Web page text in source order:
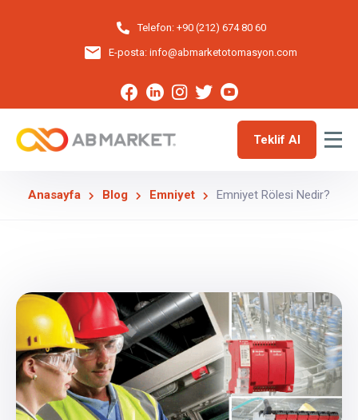
Telefon: +90 (212) 674 80 60
E-posta: info@abmarketotomasyon.com
Teklif Al
Anasayfa Blog Emniyet Emniyet Rölesi Nedir?